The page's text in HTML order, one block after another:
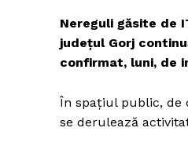
Nereguli găsite de
județul Gorj
confirmat, luni, de
În spațiul public, de
se derulează